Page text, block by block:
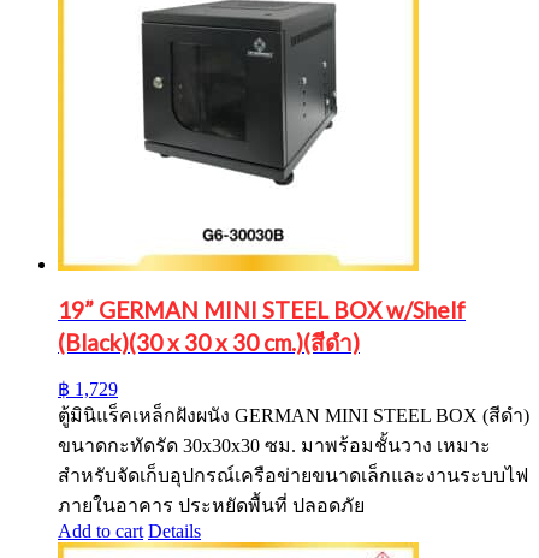
19” GERMAN MINI STEEL BOX w/Shelf
(Black)(30 x 30 x 30 cm.)(สีดำ)
฿ 1,729
ตู้มินิแร็คเหล็กฝังผนัง GERMAN MINI STEEL BOX (สีดำ)
ขนาดกะทัดรัด 30x30x30 ซม. มาพร้อมชั้นวาง เหมาะ
สำหรับจัดเก็บอุปกรณ์เครือข่ายขนาดเล็กและงานระบบไฟ
ภายในอาคาร ประหยัดพื้นที่ ปลอดภัย
Add to cart Details